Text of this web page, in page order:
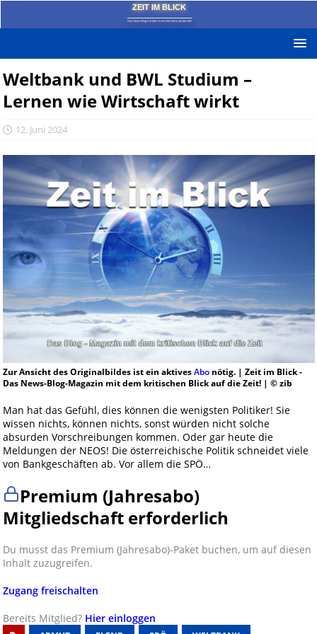
ZEIT IM BLICK
Das News-Blog mit dem kritischen Blick auf die Zeit!
Weltbank und BWL Studium –
Lernen wie Wirtschaft wirkt
12. Juni 2024
Zur Ansicht des Originalbildes ist ein aktivesAbonötig. | Zeit im Blick -
Das News-Blog-Magazin mit dem kritischen Blick auf die Zeit! | © zib
Man hat das Gefühl, dies können die wenigsten Politiker! Sie
wissen nichts, können nichts, sonst würden nicht solche
absurden Vorschreibungen kommen. Oder gar heute die
Meldungen der NEOS! Die österreichische Politik schneidet viele
von Bankgeschäften ab. Vor allem die SPÖ…
Premium (Jahresabo)
Mitgliedschaft erforderlich
Du musst das Premium (Jahresabo)-Paket buchen, um auf diesen
Inhalt zuzugreifen.
Zugang freischalten
Bereits Mitglied? Hier einloggen